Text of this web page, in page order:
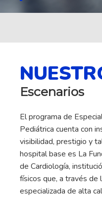
Escenarios
El programa de
Pediátrica cuenta con
visibilidad, prestigio y
hospital base es La
de Cardiología,
físicos que, a través de
especializada de alta